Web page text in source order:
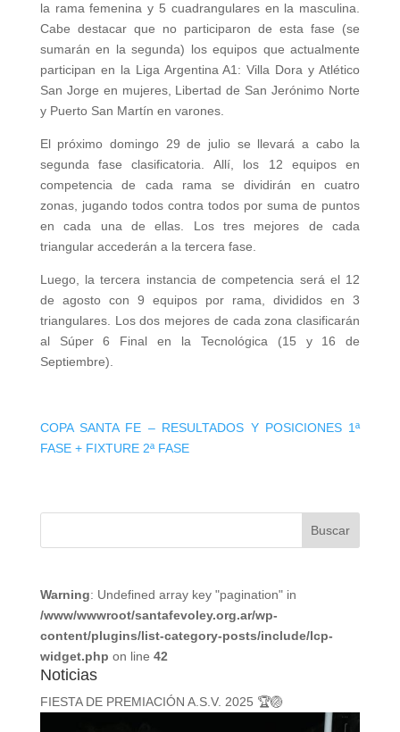
la rama femenina y 5 cuadrangulares en la masculina.
Cabe destacar que no participaron de esta fase (se
sumarán en la segunda) los equipos que actualmente
participan en la Liga Argentina A1: Villa Dora y Atlético
San Jorge en mujeres, Libertad de San Jerónimo Norte
y Puerto San Martín en varones.
El próximo domingo 29 de julio se llevará a cabo la
segunda fase clasificatoria. Allí, los 12 equipos en
competencia de cada rama se dividirán en cuatro
zonas, jugando todos contra todos por suma de puntos
en cada una de ellas. Los tres mejores de cada
triangular accederán a la tercera fase.
Luego, la tercera instancia de competencia será el 12
de agosto con 9 equipos por rama, divididos en 3
triangulares. Los dos mejores de cada zona clasificarán
al Súper 6 Final en la Tecnológica (15 y 16 de
Septiembre).
COPA SANTA FE – RESULTADOS Y POSICIONES 1ª
FASE + FIXTURE 2ª FASE
Warning: Undefined array key "pagination" in
/www/wwwroot/santafevoley.org.ar/wp-
content/plugins/list-category-posts/include/lcp-
widget.php on line 42
Noticias
FIESTA DE PREMIACIÓN A.S.V. 2025 🏆🏐